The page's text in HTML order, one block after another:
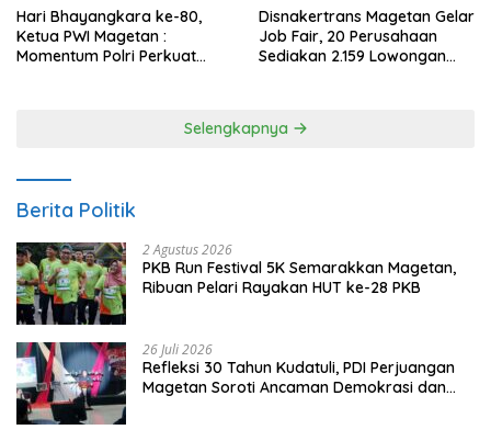
Hari Bhayangkara ke-80,
Ketua PWI Magetan :
Momentum Polri Perkuat
Disnakertrans Magetan Gelar
Job Fair, 20 Perusahaan
Sediakan 2.159 Lowongan
Selengkapnya
Berita Politik
2 Agustus 2026
PKB Run Festival 5K Semarakkan Magetan,
Ribuan Pelari Rayakan HUT ke-28 PKB
26 Juli 2026
Refleksi 30 Tahun Kudatuli, PDI Perjuangan
Magetan Soroti Ancaman Demokrasi dan